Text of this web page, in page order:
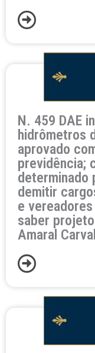
N. 459 DAE
hidrômetros
aprovado
previdência;
determinado
demitir
e
saber
Amaral